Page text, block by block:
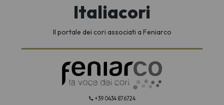
Italiacori
Il portale dei cori associati a Feniarco
+39 0434 876724